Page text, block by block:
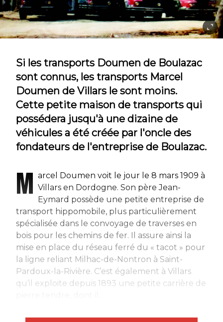
Si les transports Doumen de Boulazac
sont connus, les transports Marcel
Doumen de Villars le sont moins.
Cette petite maison de transports qui
possédera jusqu'à une dizaine de
véhicules a été créée par l'oncle des
fondateurs de l'entreprise de Boulazac.
M arcel Doumen voit le jour le 8 mars 1909 à
Villars en Dordogne. Son père Jean-
Eymard possède une petite entreprise de
transport hippomobile, plus particulièrement
spécialisée dans le convoyage de traverses en
bois pour les chemins de fer. Il assure ainsi la
mise en place du réseau ferré du « tacot » pour
la ligne reliant Milhac-de-Nontron à Saint-
Pardoux-la-Rivière. C’est également à Villars
qu’il exploite depuis 1893 une petite carrière de